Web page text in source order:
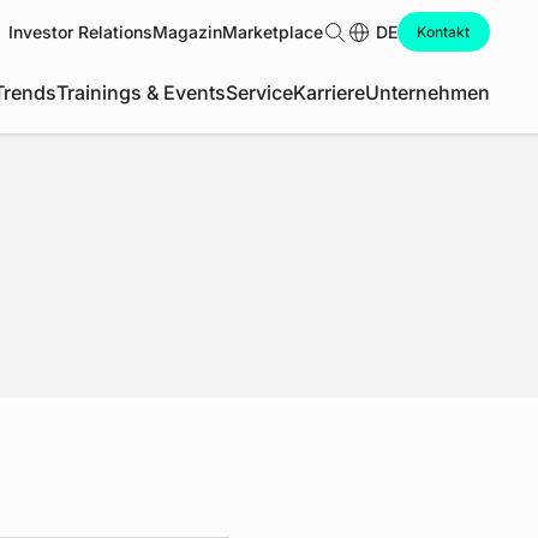
Trainings & EventsServiceKarriereUnternehmen
Investor RelationsMagazinMarketplace Suche
DE Kontakt